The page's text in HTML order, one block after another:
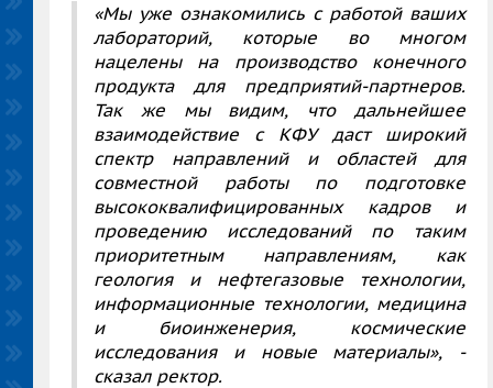
«Мы уже ознакомились с работой ваших
лабораторий, которые во многом
нацелены на производство конечного
продукта для предприятий-партнеров.
Так же мы видим, что дальнейшее
взаимодействие с КФУ даст широкий
спектр направлений и областей для
совместной работы по подготовке
высококвалифицированных кадров и
проведению исследований по таким
приоритетным направлениям, как
геология и нефтегазовые технологии,
информационные технологии, медицина
и биоинженерия, космические
исследования и новые материалы», -
сказал ректор.